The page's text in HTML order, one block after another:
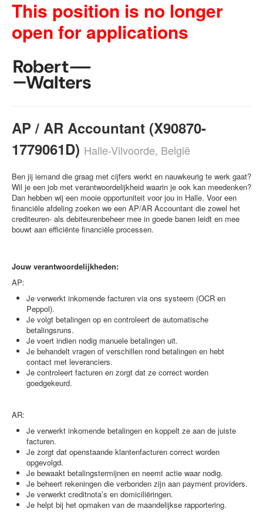
This position is no longer
open for applications
AP / AR Accountant (X90870-
1779061D) Halle-Vilvoorde, België
Ben jij iemand die graag met cijfers werkt en nauwkeurig te werk gaat?
Wil je een job met verantwoordelijkheid waarin je ook kan meedenken?
Dan hebben wij een mooie opportuniteit voor jou in Halle. Voor een
financiële afdeling zoeken we een AP/AR Accountant die zowel het
crediteuren- als debiteurenbeheer mee in goede banen leidt en mee
bouwt aan efficiënte financiële processen.
Jouw verantwoordelijkheden:
AP:
Je verwerkt inkomende facturen via ons systeem (OCR en
Peppol).
Je volgt betalingen op en controleert de automatische
betalingsruns.
Je voert indien nodig manuele betalingen uit.
Je behandelt vragen of verschillen rond betalingen en hebt
contact met leveranciers.
Je controleert facturen en zorgt dat ze correct worden
goedgekeurd.
AR:
Je verwerkt inkomende betalingen en koppelt ze aan de juiste
facturen.
Je zorgt dat openstaande klantenfacturen correct worden
opgevolgd.
Je bewaakt betalingstermijnen en neemt actie waar nodig.
Je beheert rekeningen die verbonden zijn aan payment providers.
Je verwerkt creditnota’s en domiciliëringen.
Je helpt bij het opmaken van de maandelijkse rapportering.